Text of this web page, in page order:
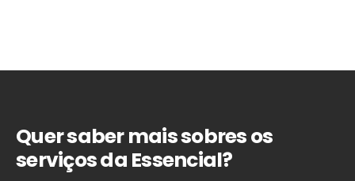
Quer saber mais sobres os
serviços da Essencial?